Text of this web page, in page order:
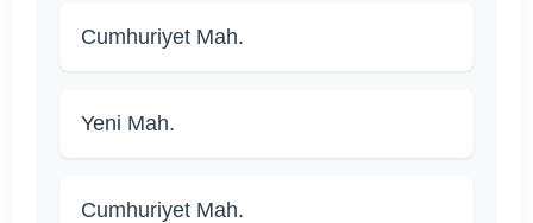
Cumhuriyet Mah.
Yeni Mah.
Cumhuriyet Mah.